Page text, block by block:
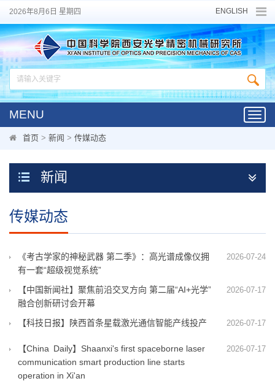
2026年8月6日 星期四 ENGLISH
MENU
首页 > 新闻 > 传媒动态
新闻
传媒动态
2026-07-24
《考古学家的神秘武器 第二季》：高光谱成像仪拥
有一套“超级视觉系统”
2026-07-17
【中国新闻社】聚焦前沿交叉方向 第二届“AI+光学”
融合创新研讨会开幕
2026-07-17
【科技日报】陕西首条星载激光通信智能产线投产
2026-07-17
【China Daily】Shaanxi's first spaceborne laser
communication smart production line starts
operation in Xi'an